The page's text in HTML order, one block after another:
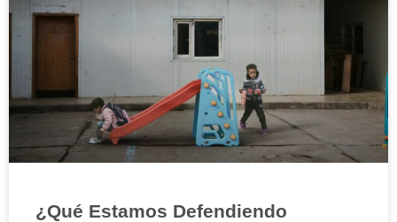
¿Qué Estamos Defendiendo